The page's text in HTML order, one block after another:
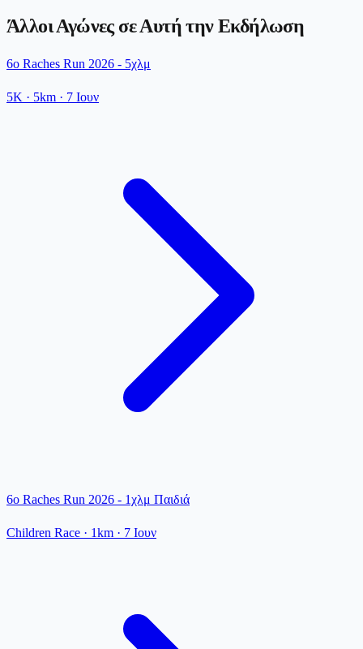
Άλλοι Αγώνες σε Αυτή την Εκδήλωση
6ο Raches Run 2026 - 5χλμ
5K · 5km · 7 Ιουν
6ο Raches Run 2026 - 1χλμ Παιδιά
Children Race · 1km · 7 Ιουν